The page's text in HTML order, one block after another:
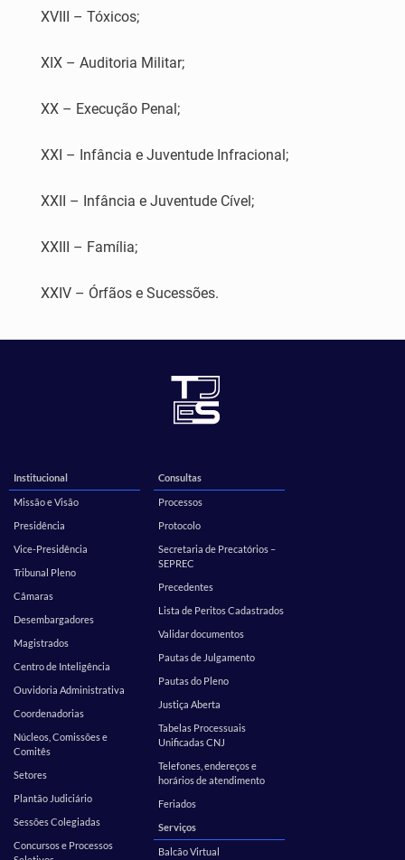
XVIII – Tóxicos;
XIX – Auditoria Militar;
XX – Execução Penal;
XXI – Infância e Juventude Infracional;
XXII – Infância e Juventude Cível;
XXIII – Família;
XXIV – Órfãos e Sucessões.
Institucional
Missão e Visão
Presidência
Vice-Presidência
Tribunal Pleno
Câmaras
Desembargadores
Magistrados
Centro de Inteligência
Ouvidoria Administrativa
Coordenadorias
Núcleos, Comissões e
Comitês
Setores
Plantão Judiciário
Sessões Colegiadas
Concursos e Processos
Consultas
Processos
Protocolo
Secretaria de Precatórios –
SEPREC
Precedentes
Lista de Peritos Cadastrados
Validar documentos
Pautas de Julgamento
Pautas do Pleno
Justiça Aberta
Tabelas Processuais
Unificadas CNJ
Telefones, endereços e
horários de atendimento
Feriados
Serviços
Balcão Virtual